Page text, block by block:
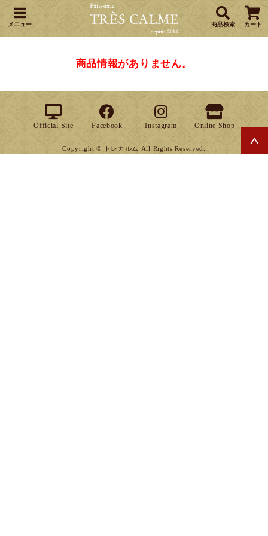
メニュー 商品検索 カート
商品情報がありません。
Official Site Facebook Instagram Online Shop
Copyright © トレカルム All Rights Reserved.